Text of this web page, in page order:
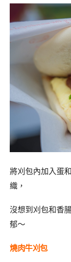
將刈包內加入蛋
織，
沒想到刈包和香
郁～
燒肉牛刈包